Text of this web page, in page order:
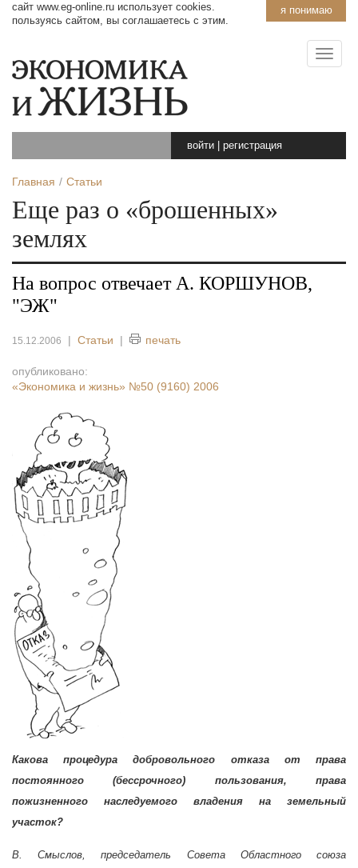
я понимаю
сайт www.eg-online.ru использует cookies.
пользуясь сайтом, вы соглашаетесь с этим.
войти регистрация
Главная Статьи
Еще раз о «брошенных»
землях
На вопрос отвечает А. КОРШУНОВ,
"ЭЖ"
15.12.2006 | Статьи | печать
опубликовано:
«Экономика и жизнь» №50 (9160) 2006
Какова процедура добровольного отказа от права
постоянного (бессрочного) пользования, права
пожизненного наследуемого владения на земельный
участок?
В. Смыслов,председатель Совета Областного союза